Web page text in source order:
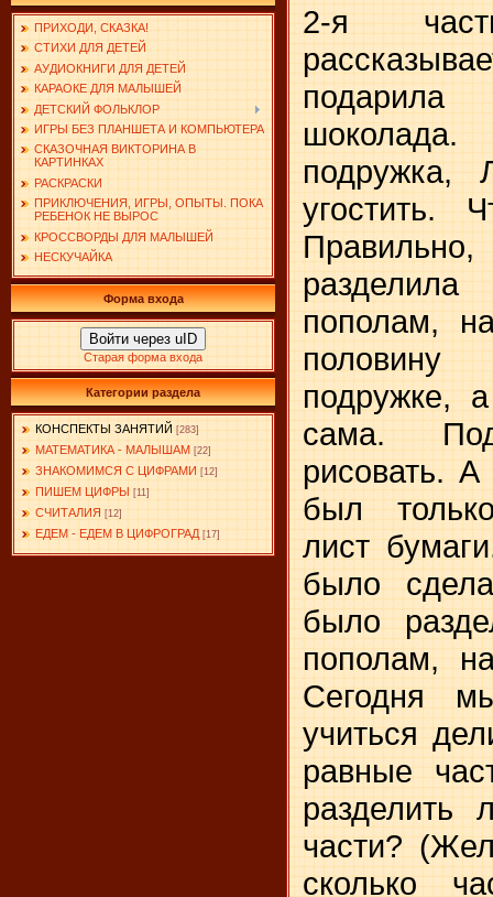
ПРИХОДИ, СКАЗКА!
СТИХИ ДЛЯ ДЕТЕЙ
АУДИОКНИГИ ДЛЯ ДЕТЕЙ
КАРАОКЕ ДЛЯ МАЛЫШЕЙ
ДЕТСКИЙ ФОЛЬКЛОР
ИГРЫ БЕЗ ПЛАНШЕТА И КОМПЬЮТЕРА
СКАЗОЧНАЯ ВИКТОРИНА В
КАРТИНКАХ
РАСКРАСКИ
ПРИКЛЮЧЕНИЯ, ИГРЫ, ОПЫТЫ. ПОКА
РЕБЕНОК НЕ ВЫРОС
КРОССВОРДЫ ДЛЯ МАЛЫШЕЙ
НЕСКУЧАЙКА
Форма входа
Войти через uID
Старая форма входа
Категории раздела
КОНСПЕКТЫ ЗАНЯТИЙ [283]
МАТЕМАТИКА - МАЛЫШАМ [22]
ЗНАКОМИМСЯ С ЦИФРАМИ [12]
ПИШЕМ ЦИФРЫ [11]
СЧИТАЛИЯ [12]
ЕДЕМ - ЕДЕМ В ЦИФРОГРАД [17]
2-я
подружка,
угостить.
разделила
пополам,
подружке,
сама.
рисовать.
был
лист
было
было
пополам,
Сегодня
учиться
рав­ные
разделить
части?
сколько